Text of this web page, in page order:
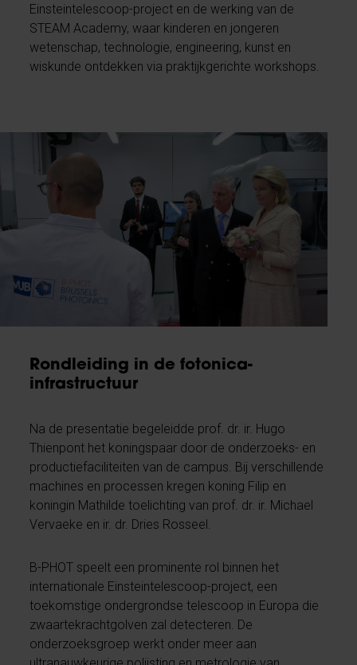
Einsteintelescoop-project en de werking van de
STEAM Academy, waar kinderen en jongeren
wetenschap, technologie, engineering, kunst en
wiskunde ontdekken via praktijkgerichte workshops.
Rondleiding in de fotonica-
infrastructuur
Na de presentatie begeleidde prof. dr. ir. Hugo
Thienpont het koningspaar door de onderzoeks- en
productiefaciliteiten van de campus. Bij verschillende
machines en processen kregen koning Filip en
koningin Mathilde toelichting van prof. dr. ir. Michael
Vervaeke en ir. dr. Dries Rosseel.
B-PHOT speelt een prominente rol binnen het
internationale Einsteintelescoop-project, een
toekomstige ondergrondse telescoop in Europa die
zwaartekrachtgolven zal detecteren. De
onderzoeksgroep werkt onder meer aan